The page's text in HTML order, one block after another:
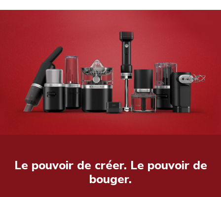
Le pouvoir de créer. Le pouvoir de
bouger.